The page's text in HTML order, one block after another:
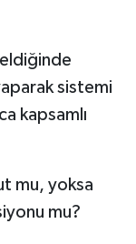
sistemi
kapsamlı
mu, yoksa
mu?